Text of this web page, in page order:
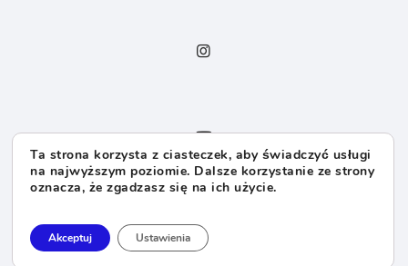
Dla Mediów
Dla Organizatorów
FAQ
Ta strona korzysta z ciasteczek, aby świadczyć usługi
na najwyższym poziomie. Dalsze korzystanie ze strony
oznacza, że zgadzasz się na ich użycie.
Akceptuj Ustawienia